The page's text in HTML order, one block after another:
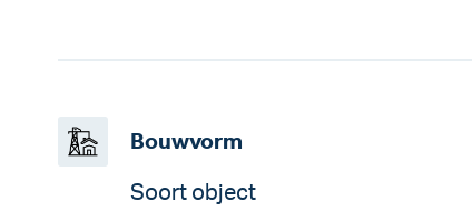
Bouwvorm
Soort object